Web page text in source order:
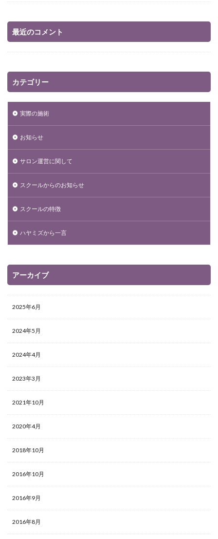
最近のコメント
カテゴリー
実際の施術
お知らせ
サロン運営に関して
スクールからのお知らせ
スクールの特徴
ハヤミズから一言
アーカイブ
2025年6月
2024年5月
2024年4月
2023年3月
2021年10月
2020年4月
2018年10月
2016年10月
2016年9月
2016年8月